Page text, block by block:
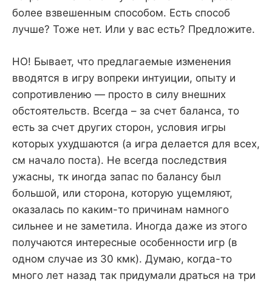
более взвешенным способом. Есть способ
лучше? Тоже нет. Или у вас есть? Предложите.
НО! Бывает, что предлагаемые изменения
вводятся в игру вопреки интуиции, опыту и
сопротивлению — просто в силу внешних
обстоятельств. Всегда – за счет баланса, то
есть за счет других сторон, условия игры
которых ухудшаются (а игра делается для всех,
см начало поста). Не всегда последствия
ужасны, тк иногда запас по балансу был
большой, или сторона, которую ущемляют,
оказалась по каким-то причинам намного
сильнее и не заметила. Иногда даже из этого
получаются интересные особенности игр (в
одном случае из 30 кмк). Думаю, когда-то
много лет назад так придумали драться на три